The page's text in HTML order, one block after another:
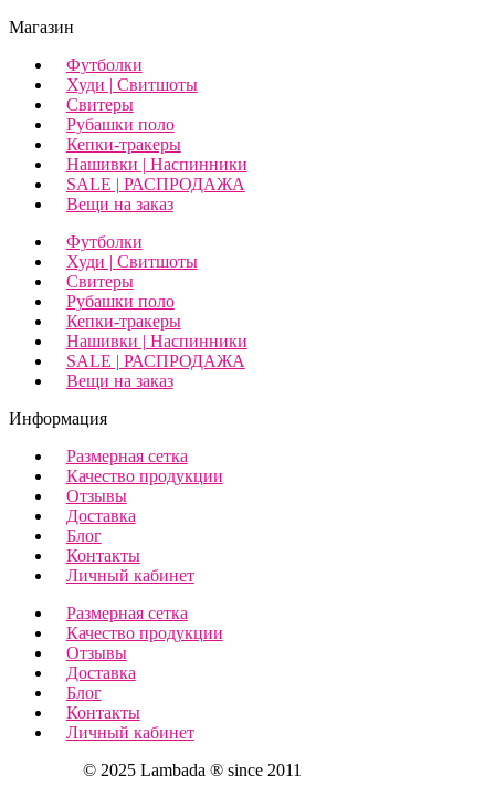
Магазин
Футболки
Худи | Свитшоты
Свитеры
Рубашки поло
Кепки-тракеры
Нашивки | Наспинники
SALE | РАСПРОДАЖА
Вещи на заказ
Футболки
Худи | Свитшоты
Свитеры
Рубашки поло
Кепки-тракеры
Нашивки | Наспинники
SALE | РАСПРОДАЖА
Вещи на заказ
Информация
Размерная сетка
Качество продукции
Отзывы
Доставка
Блог
Контакты
Личный кабинет
Размерная сетка
Качество продукции
Отзывы
Доставка
Блог
Контакты
Личный кабинет
© 2025 Lambada ® since 2011